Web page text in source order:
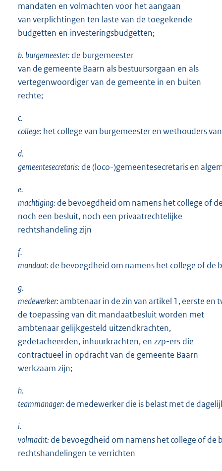
mandaten en volmachten voor het aangaan
van verplichtingen ten laste van de toegekende
budgetten en investeringsbudgetten;
b.burgemeester: de burgemeester
van de gemeente Baarn als bestuursorgaan en als
vertegenwoordiger van de gemeente in en buiten
rechte;
c.
college: het college van burgemeester en wethouders
d.
gemeentesecretaris: de (loco-)gemeentesecretaris en
e.
machtiging: de bevoegdheid om namens het college of
noch een besluit, noch een privaatrechtelijke
rechtshandeling zijn
f.
mandaat: de bevoegdheid om namens het college of de
g.
medewerker:ambtenaar in de zin van artikel 1, eerste
de toepassing van dit mandaatbesluit worden met
ambtenaar gelijkgesteld uitzendkrachten,
gedetacheerden, inhuurkrachten, en zzp-ers die
contractueel in opdracht van de gemeente Baarn
werkzaam zijn;
h.
teammanager: de medewerker die is belast met de
i.
volmacht: de bevoegdheid om namens het college of
rechtshandelingen te verrichten